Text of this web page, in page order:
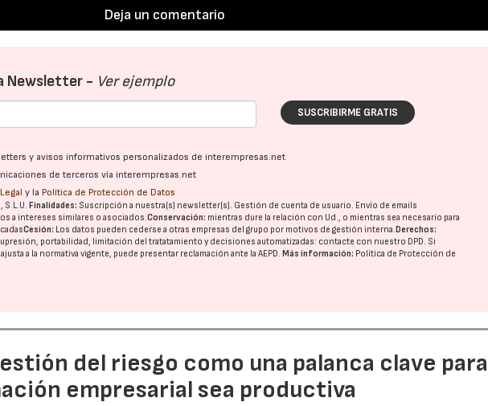
Deja un comentario
Newsletter - Ver ejemplo
SUSCRIBIRME GRATIS
y avisos informativos personalizados de interempresas.net
de terceros vía interempresas.net
y la Política de Protección de Datos
S.L.U. Finalidades: Suscripción a nuestra(s) newsletter(s). Gestión de cuenta de usuario. Envío de emails
a intereses similares o asociados.Conservación: mientras dure la relación con Ud., o mientras sea necesario para
Cesión: Los datos pueden cederse a otras empresas del grupo por motivos de gestión interna. Derechos:
portabilidad, limitación del tratatamiento y decisiones automatizadas: contacte con nuestro DPD. Si
a la normativa vigente, puede presentar reclamación ante laAEPD. Más información: Política de Protección de
del riesgo como una palanca clave para
empresarial sea productiva